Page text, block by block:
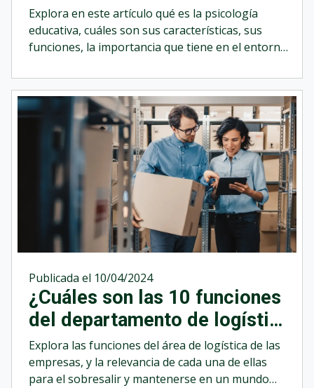
Explora en este artículo qué es la psicología
educativa, cuáles son sus características, sus
funciones, la importancia que tiene en el entorno
aplicación.
Publicada el 10/04/2024
¿Cuáles son las 10 funciones
del departamento de logística
de una empresa?
Explora las funciones del área de logística de las
empresas, y la relevancia de cada una de ellas
para el sobresalir y mantenerse en un mundo